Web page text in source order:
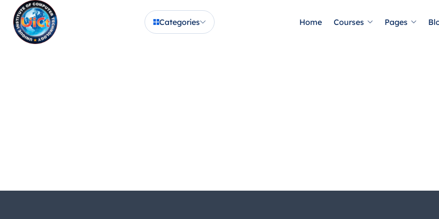
Categories Home Courses Pages